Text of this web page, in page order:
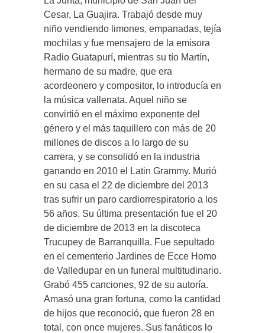
Cesar, La Guajira. Trabajó desde muy
niño vendiendo limones, empanadas, tejía
mochilas y fue mensajero de la emisora
Radio Guatapurí, mientras su tío Martín,
hermano de su madre, que era
acordeonero y compositor, lo introducía en
la música vallenata. Aquel niño se
convirtió en el máximo exponente del
género y el más taquillero con más de 20
millones de discos a lo largo de su
carrera, y se consolidó en la industria
ganando en 2010 el Latin Grammy. Murió
en su casa el 22 de diciembre del 2013
tras sufrir un paro cardiorrespiratorio a los
56 años. Su última presentación fue el 20
de diciembre de 2013 en la discoteca
Trucupey de Barranquilla. Fue sepultado
en el cementerio Jardines de Ecce Homo
de Valledupar en un funeral multitudinario.
Grabó 455 canciones, 92 de su autoría.
Amasó una gran fortuna, como la cantidad
de hijos que reconoció, que fueron 28 en
total, con once mujeres. Sus fanáticos lo